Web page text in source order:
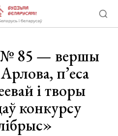
№ 85 — вершы
п’еса
і творы
конкурсу